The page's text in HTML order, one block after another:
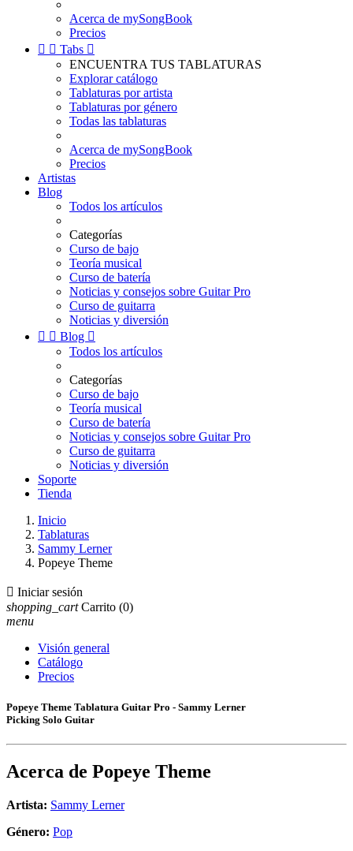
Acerca de mySongBook
Precios
  Tabs 
ENCUENTRA TUS TABLATURAS
Explorar catálogo
Tablaturas por artista
Tablaturas por género
Todas las tablaturas
Acerca de mySongBook
Precios
Artistas
Blog
Todos los artículos
Categorías
Curso de bajo
Teoría musical
Curso de batería
Noticias y consejos sobre Guitar Pro
Curso de guitarra
Noticias y diversión
  Blog 
Todos los artículos
Categorías
Curso de bajo
Teoría musical
Curso de batería
Noticias y consejos sobre Guitar Pro
Curso de guitarra
Noticias y diversión
Soporte
Tienda
Inicio
Tablaturas
Sammy Lerner
Popeye Theme
 Iniciar sesión
shopping_cart Carrito (0)
menu
Visión general
Catálogo
Precios
Popeye Theme Tablatura Guitar Pro - Sammy Lerner
Picking Solo Guitar
Acerca de Popeye Theme
Artista: Sammy Lerner
Género: Pop